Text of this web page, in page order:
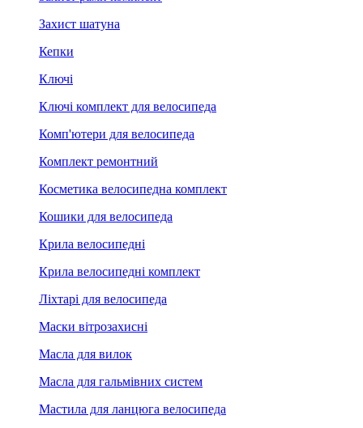
Захист шатуна
Кепки
Ключі
Ключі комплект для велосипеда
Комп'ютери для велосипеда
Комплект ремонтний
Косметика велосипедна комплект
Кошики для велосипеда
Крила велосипедні
Крила велосипедні комплект
Ліхтарі для велосипеда
Маски вітрозахисні
Масла для вилок
Масла для гальмівних систем
Мастила для ланцюга велосипеда